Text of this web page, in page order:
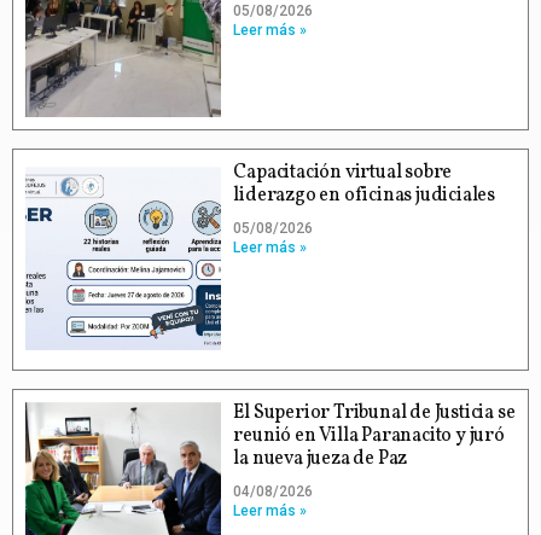
05/08/2026
Leer más »
Capacitación virtual sobre
liderazgo en oficinas judiciales
05/08/2026
Leer más »
El Superior Tribunal de Justicia se
reunió en Villa Paranacito y juró
la nueva jueza de Paz
04/08/2026
Leer más »